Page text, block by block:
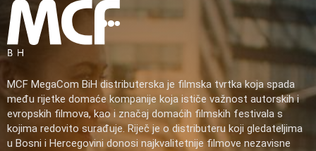
MCF MegaCom BiH distributerska je filmska tvrtka koja spada
među rijetke domaće kompanije koja ističe važnost autorskih i
evropskih filmova, kao i značaj domaćih filmskih festivala s
kojima redovito surađuje. Riječ je o distributeru koji gledateljima
u Bosni i Hercegovini donosi najkvalitetnije filmove nezavisne